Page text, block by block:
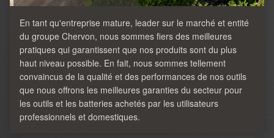
En tant qu'entreprise mature, leader sur le marché et entité
du groupe Chervon, nous sommes fiers des meilleures
pratiques qui garantissent que nos produits sont du plus
haut niveau possible. En fait, nous sommes tellement
convaincus de la qualité et des performances de nos outils
que nous offrons les meilleures garanties du secteur pour
les outils et les batteries achetés par les utilisateurs
professionnels et domestiques.